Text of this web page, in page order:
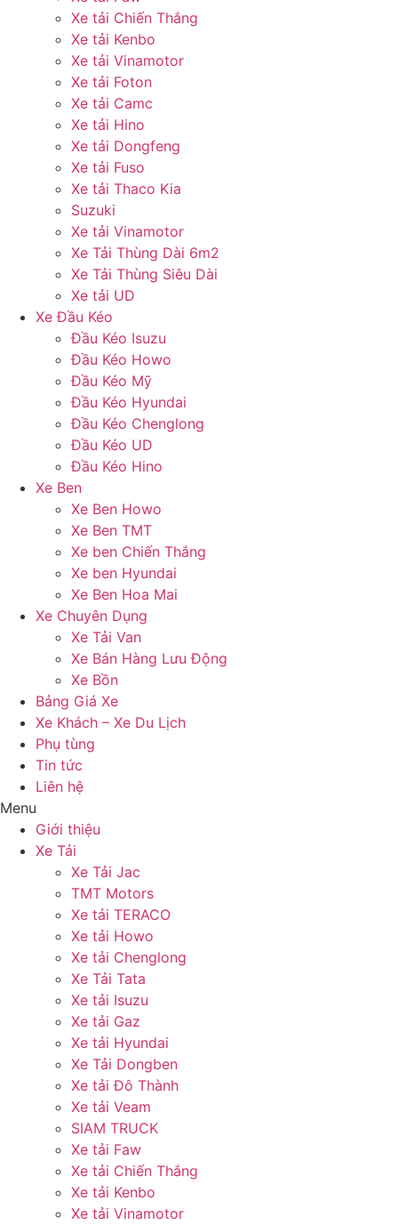
Xe tải Chiến Thắng
Xe tải Kenbo
Xe tải Vinamotor
Xe tải Foton
Xe tải Camc
Xe tải Hino
Xe tải Dongfeng
Xe tải Fuso
Xe tải Thaco Kia
Suzuki
Xe tải Vinamotor
Xe Tải Thùng Dài 6m2
Xe Tải Thùng Siêu Dài
Xe tải UD
Xe Đầu Kéo
Đầu Kéo Isuzu
Đầu Kéo Howo
Đầu Kéo Mỹ
Đầu Kéo Hyundai
Đầu Kéo Chenglong
Đầu Kéo UD
Đầu Kéo Hino
Xe Ben
Xe Ben Howo
Xe Ben TMT
Xe ben Chiến Thắng
Xe ben Hyundai
Xe Ben Hoa Mai
Xe Chuyên Dụng
Xe Tải Van
Xe Bán Hàng Lưu Động
Xe Bồn
Bảng Giá Xe
Xe Khách – Xe Du Lịch
Phụ tùng
Tin tức
Liên hệ
Menu
Giới thiệu
Xe Tải
Xe Tải Jac
TMT Motors
Xe tải TERACO
Xe tải Howo
Xe tải Chenglong
Xe Tải Tata
Xe tải Isuzu
Xe tải Gaz
Xe tải Hyundai
Xe Tải Dongben
Xe tải Đô Thành
Xe tải Veam
SIAM TRUCK
Xe tải Faw
Xe tải Chiến Thắng
Xe tải Kenbo
Xe tải Vinamotor